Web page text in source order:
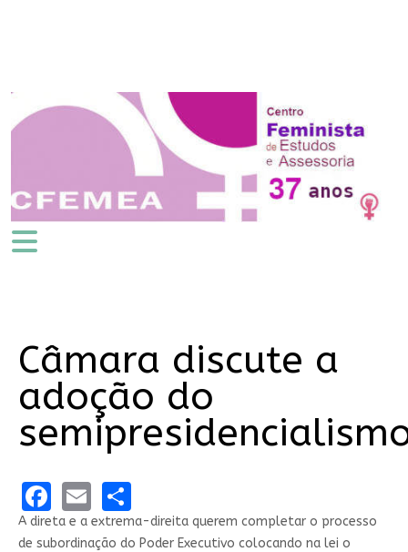
Câmara discute a
adoção do
Facebook
EmailShare
A direta e a extrema-direita querem completar o processo
de subordinação do Poder Executivo colocando na lei o